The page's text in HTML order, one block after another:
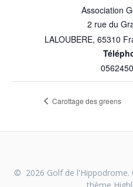
Association
2 rue du
LALOUBERE, 65310
Carottage des greens
© 2026 Golf de l'Hippodrome.